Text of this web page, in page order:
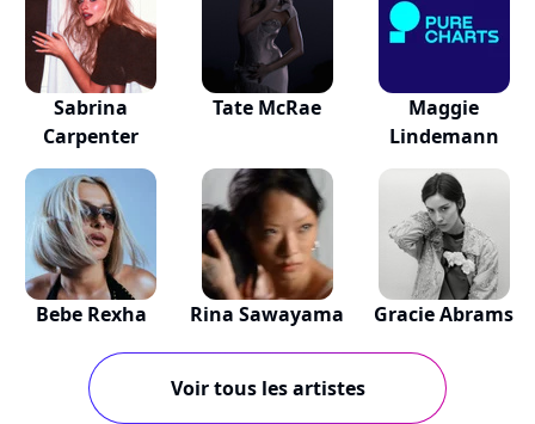
Sabrina
Carpenter
Tate McRae
Maggie
Lindemann
Bebe Rexha Rina Sawayama Gracie Abrams
Voir tous les artistes